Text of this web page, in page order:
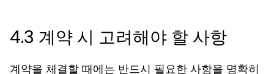
4.3 계약 시 고려해야 할 사항
계약을 체결할 때에는 반드시 필요한 사항을 명확히